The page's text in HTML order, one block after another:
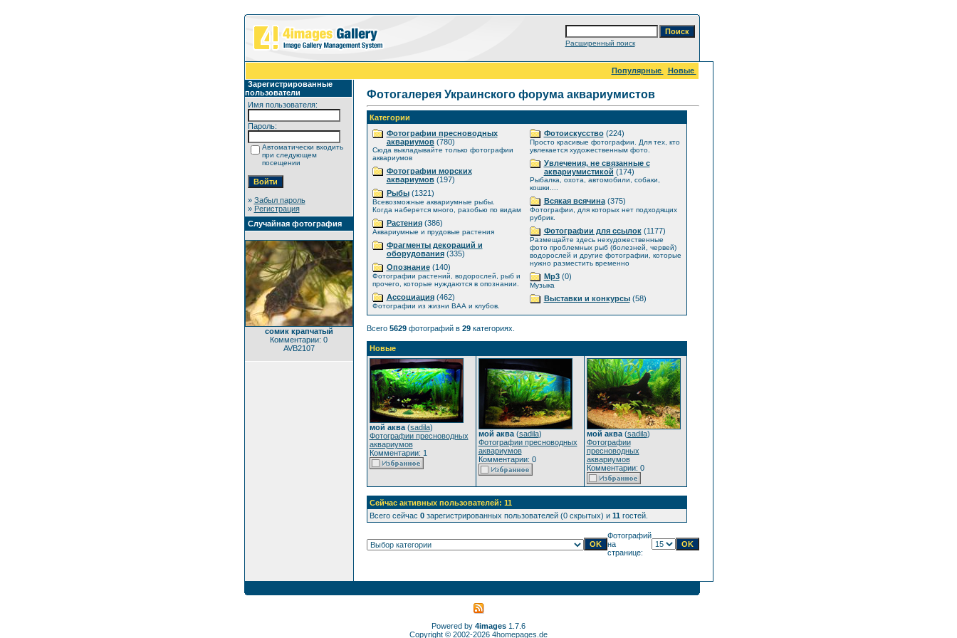
Расширенный поиск
Популярные
Новые
Зарегистрированные
пользователи
Имя пользователя:
Пароль:
Автоматически входить
при следующем
посещении
» Забыл пароль
» Регистрация
Случайная фотография
сомик крапчатый
Комментарии: 0
AVB2107
Фотогалерея Украинского форума аквариумистов
Категории
Фотографии пресноводных
аквариумов(780)
Сюда выкладывайте только фотографии
аквариумов
Фотографии морских
аквариумов(197)
Рыбы(1321)
Всевозможные аквариумные рыбы.
Когда наберется много, разобью по видам
Растения(386)
Аквариумные и прудовые растения
Фрагменты декораций и
оборудования(335)
Опознание(140)
Фотографии растений, водорослей, рыб и
прочего, которые нуждаются в опознании.
Ассоциация(462)
Фотографии из жизни ВАА и клубов.
Фотоискусство(224)
Просто красивые фотографии. Для тех, кто
увлекается художественным фото.
Увлечения, не связанные с
аквариумистикой (174)
Рыбалка, охота, автомобили, собаки,
кошки....
Всякая всячина(375)
Фотографии, для которых нет подходящих
рубрик.
Фотографии для ссылок(1177)
Размещайте здесь нехудожественные
фото проблемных рыб (болезней, червей)
водорослей и другие фотографии, которые
нужно разместить временно
Mp3(0)
Музыка
Выставки и конкурсы(58)
Всего 5629фотографий в 29категориях.
Новые
мой аква(sadila)
Фотографии пресноводных
аквариумов
Комментарии: 1
мой аква(sadila)
Фотографии пресноводных
аквариумов
Комментарии: 0
мой аква(sadila)
Фотографии
пресноводных
аквариумов
Комментарии: 0
Сейчас активных пользователей: 11
Всего сейчас 0зарегистрированных пользователей (0 скрытых) и 11гостей.
Фотографий
на
странице:
Powered by 4images 1.7.6
Copyright © 2002-2026 4homepages.de